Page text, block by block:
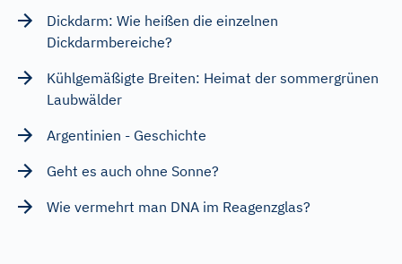
Dickdarm: Wie heißen die einzelnen
Dickdarmbereiche?
Kühlgemäßigte Breiten: Heimat der sommergrünen
Laubwälder
Argentinien - Geschichte
Geht es auch ohne Sonne?
Wie vermehrt man DNA im Reagenzglas?